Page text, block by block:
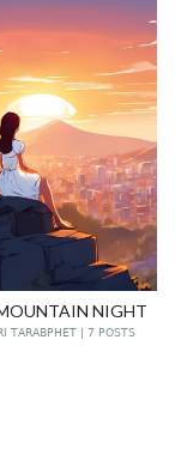
NIGHT
TARABPHET | 7 POSTS